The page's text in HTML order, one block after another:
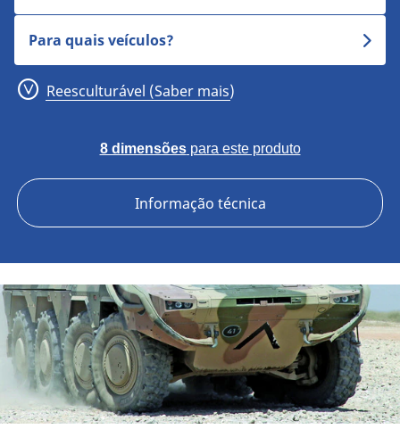
Para quais veículos?
Reesculturável (Saber mais)
8 dimensõespara este produto
Informação técnica